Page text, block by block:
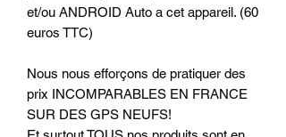
et/ou ANDROID Auto a cet appareil. (60
euros TTC)
Nous nous efforçons de pratiquer des
prix INCOMPARABLES EN FRANCE
SUR DES GPS NEUFS!